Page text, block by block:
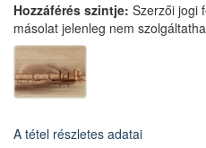
Hozzáférés szintje: Szerzői jogi
másolat jelenleg nem
A tétel részletes adatai